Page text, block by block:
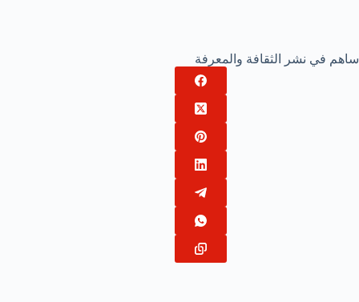
ساهم في نشر الثقافة والمعرفة